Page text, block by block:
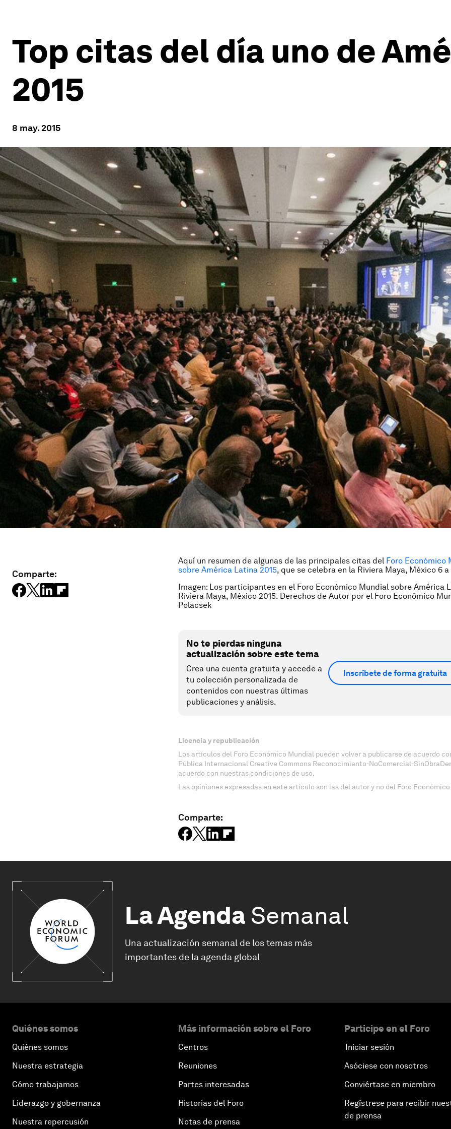
Top citas del día uno de
2015
8 may. 2015
Comparte:
Aquí un resumen de algunas de las principales citas del Foro Económico
sobre América Latina 2015, que se celebra en la Riviera Maya, México 6 a
Imagen: Los participantes en el Foro Económico Mundial sobre América
Riviera Maya, México 2015. Derechos de Autor por el Foro Económico
Polacsek
No te pierdas ninguna
actualización sobre este tema
Crea una cuenta gratuita y accede a
tu colección personalizada de
contenidos con nuestras últimas
publicaciones y análisis.
Inscríbete de forma gratuita
Licencia y republicación
Los artículos del Foro Económico Mundial pueden volver a publicarse de acuerdo
Pública Internacional Creative Commons Reconocimiento-NoComercial-
acuerdo con nuestras condiciones de uso.
Las opiniones expresadas en este artículo son las del autor y no del Foro
Comparte:
La Agenda Semanal
Una actualización semanal de los temas más
importantes de la agenda global
Quiénes somos
Quiénes somos
Nuestra estrategia
Cómo trabajamos
Liderazgo y gobernanza
Nuestra repercusión
Más información sobre el Foro
Centros
Reuniones
Partes interesadas
Historias del Foro
Notas de prensa
Participe en el Foro
Iniciar sesión
Asóciese con nosotros
Conviértase en miembro
Regístrese para recibir
de prensa